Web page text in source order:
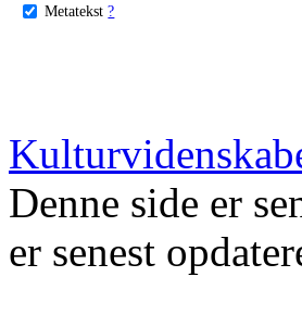
Metatekst ?
Denne side er
er senest